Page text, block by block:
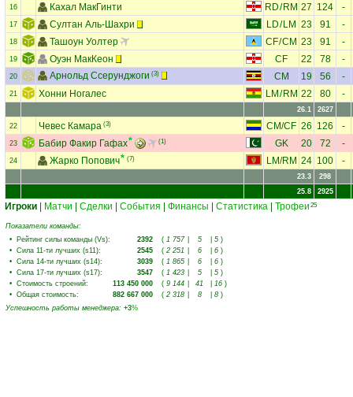
16 Кахал МакГинти RD/ RM 27 124 -
17 Султан Аль-Шахри LD/ LM 23 91 -
18 Ташоун Уолтер CF/CM 23 91 -
19 Оуэн МакКеон CF 22 78 -
20 Арнольд Ссерунджоги (3) CM 19 56 -
21 Хонни Ногалес LM /RM 22 80 -
26.1 2627
22 Чевес Камара (3) CM/CF 26 126 -
23 Бабир Факир Гафах (1) GK 20 72 -
24 Жарко Попович (7) LM/RM 24 100 -
23.3
298
25.8
2925
Игроки Матчи Сделки События Финансы Статистика Трофеи 25
Показатели команды:
• Рейтинг силы команды (Vs): 2392 ( 1 757 5 5 )
• Сила 11-ти лучших (s11): 2545 ( 2 251 6 6 )
• Сила 14-ти лучших (s14): 3039 ( 1 865 6 6 )
• Сила 17-ти лучших (s17): 3547 ( 1 423 5 5 )
• Стоимость строений: 113 450 000 ( 9 144 41 16 )
• Общая стоимость: 882 667 000 ( 2 318 8 8 )
Успешность работы менеджера: +3%